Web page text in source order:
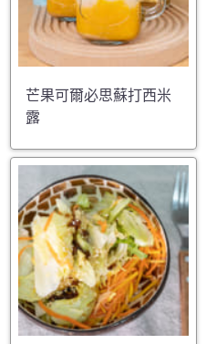
芒果可爾必思蘇打西米
露